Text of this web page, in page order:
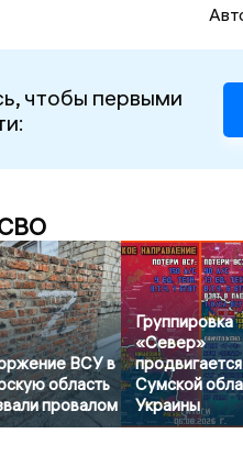
чтобы первыми
ВСУ в
область
провалом
Группировка
«Север»
Сумской
Украины